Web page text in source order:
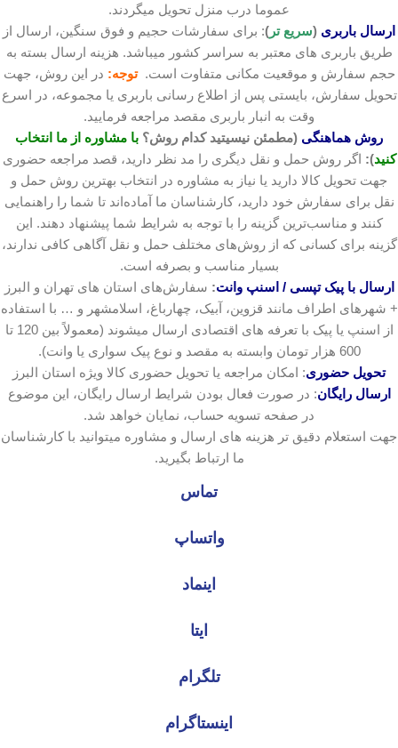
عموما درب منزل تحویل میگردند.
ارسال باربری (سریع تر ): برای سفارشات حجیم و فوق سنگین، ارسال از
طریق باربری های معتبر به سراسر کشور میباشد. هزینه ارسال بسته به
حجم سفارش و موقعیت مکانی متفاوت است. توجه: در این روش، جهت
تحویل سفارش، بایستی پس از اطلاع رسانی باربری یا مجموعه، در اسرع
وقت به انبار باربری مقصد مراجعه فرمایید.
روش هماهنگی (مطمئن نیسیتید کدام روش؟ با مشاوره از ما انتخاب
کنید): اگر روش حمل و نقل دیگری را مد نظر دارید، قصد مراجعه حضوری
جهت تحویل کالا دارید یا نیاز به مشاوره در انتخاب بهترین روش حمل و
نقل برای سفارش خود دارید، کارشناسان ما آماده‌اند تا شما را راهنمایی
کنند و مناسب‌ترین گزینه را با توجه به شرایط شما پیشنهاد دهند. این
گزینه برای کسانی که از روش‌های مختلف حمل و نقل آگاهی کافی ندارند،
بسیار مناسب و بصرفه است.
ارسال با پیک تپسی / اسنپ وانت: سفارش‌های استان های تهران و البرز
+ شهرهای اطراف مانند قزوین، آبیک، چهارباغ، اسلامشهر و … با استفاده
از اسنپ یا پیک با تعرفه های اقتصادی ارسال میشوند (معمولاً بین 120 تا
600 هزار تومان وابسته به مقصد و نوع پیک سواری یا وانت).
تحویل حضوری: امکان مراجعه یا تحویل حضوری کالا ویژه استان البرز
ارسال رایگان: در صورت فعال بودن شرایط ارسال رایگان، این موضوع
در صفحه تسویه حساب، نمایان خواهد شد.
جهت استعلام دقیق تر هزینه های ارسال و مشاوره میتوانید با کارشناسان
ما ارتباط بگیرید.
تماس
واتساپ
اینماد
ایتا
تلگرام
اینستاگرام